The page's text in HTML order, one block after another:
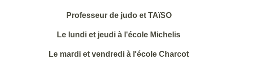
Professeur de judo et TAïSO
Le lundi et jeudi à l'école Michelis
Le mardi et vendredi à l'école Charcot